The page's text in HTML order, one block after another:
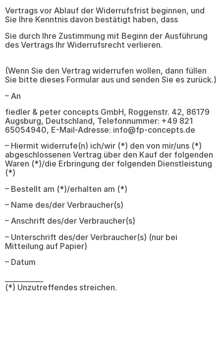
Vertrags vor Ablauf der Widerrufsfrist beginnen, und
Sie Ihre Kenntnis davon bestätigt haben, dass
Sie durch Ihre Zustimmung mit Beginn der Ausführung
des Vertrags Ihr Widerrufsrecht verlieren.
(Wenn Sie den Vertrag widerrufen wollen, dann füllen
Sie bitte dieses Formular aus und senden Sie es zurück.)
– An
fiedler & peter concepts GmbH, Roggenstr. 42, 86179
Augsburg, Deutschland, Telefonnummer: +49 821
65054940, E-Mail-Adresse: info@fp-concepts.de
– Hiermit widerrufe(n) ich/wir (*) den von mir/uns (*)
abgeschlossenen Vertrag über den Kauf der folgenden
Waren (*)/die Erbringung der folgenden Dienstleistung
(*)
– Bestellt am (*)/erhalten am (*)
– Name des/der Verbraucher(s)
– Anschrift des/der Verbraucher(s)
– Unterschrift des/der Verbraucher(s) (nur bei
Mitteilung auf Papier)
– Datum
(*) Unzutreffendes streichen.